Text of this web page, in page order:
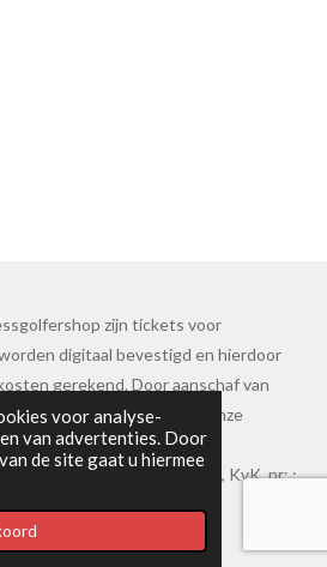
voor analyse-
van advertenties. Door
de site gaat u hiermee
zijn tickets voor
digitaal bevestigd en hierdoor
gerekend. Door aanschaf van
op de hoogte te zijn van onze
46, 5262 JJ Vught, KvK. nr: :